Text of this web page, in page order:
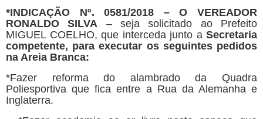
*INDICAÇÃO Nº. 0581/2018 – O VEREADOR
RONALDO SILVA – seja solicitado ao Prefeito
MIGUEL COELHO, que interceda junto a Secretaria
competente, para executar os seguintes pedidos
na Areia Branca:
*Fazer reforma do alambrado da Quadra
Poliesportiva que fica entre a Rua da Alemanha e
Inglaterra.